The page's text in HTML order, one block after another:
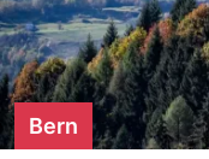
Bern